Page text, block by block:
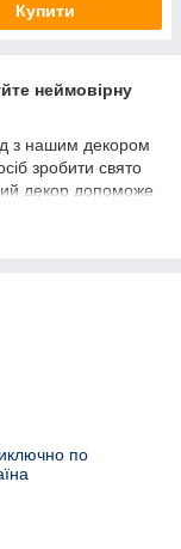
Купити
неймовірну
з нашим декором
зробити свято
декор допоможе
які
привітань
тему
по